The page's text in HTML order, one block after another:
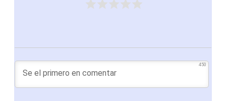
450